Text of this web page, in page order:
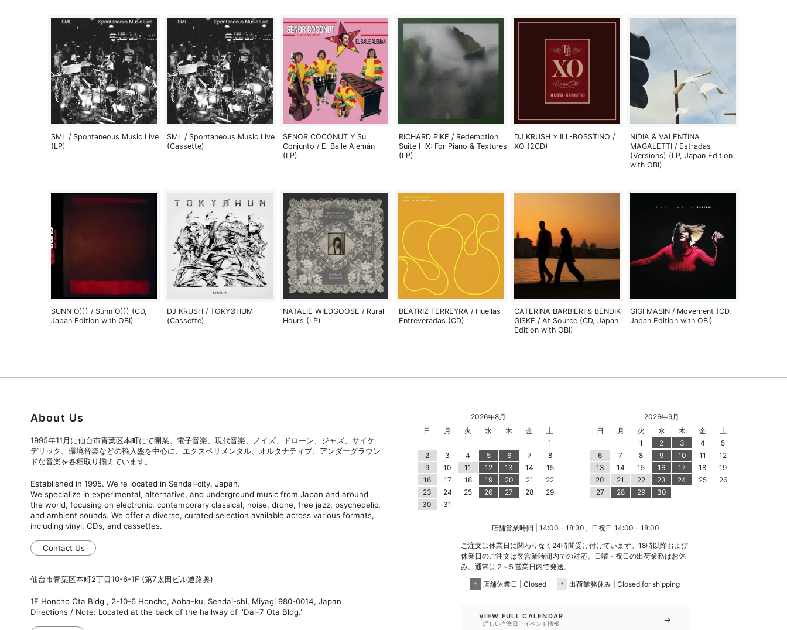
SML / Spontaneous Music Live
(LP)
SML / Spontaneous Music Live
(Cassette)
SENOR COCONUT Y Su
Conjunto / El Baile Alemán
(LP)
RICHARD PIKE / Redemption
Suite I-IX: For Piano & Textures
(LP)
DJ KRUSH × ILL-BOSSTINO /
XO (2CD)
NIDIA & VALENTINA
MAGALETTI / Estradas
(Versions) (LP, Japan Edition
with OBI)
SUNN O))) / Sunn O))) (CD,
Japan Edition with OBI)
DJ KRUSH / TOKYØHUM
(Cassette)
NATALIE WILDGOOSE / Rural
Hours (LP)
BEATRIZ FERREYRA / Huellas
Entreveradas (CD)
CATERINA BARBIERI & BENDIK
GISKE / At Source (CD, Japan
Edition with OBI)
GIGI MASIN / Movement (CD,
Japan Edition with OBI)
About Us
1995年11月に仙台市青葉区本町にて開業。電子音楽、現代音楽、ノイズ、ドローン、ジャズ、サイケ
デリック、環境音楽などの輸入盤を中心に、エクスペリメンタル、オルタナティブ、アンダーグラウン
ドな音楽を各種取り揃えています。
Established in 1995. We're located in Sendai-city, Japan.
We specialize in experimental, alternative, and underground music from Japan and around
the world, focusing on electronic, contemporary classical, noise, drone, free jazz, psychedelic,
and ambient sounds. We offer a diverse, curated selection available across various formats,
including vinyl, CDs, and cassettes.
Contact Us
仙台市青葉区本町2丁目10-6-1F (第7太田ビル通路奥)
1F Honcho Ota Bldg., 2-10-6 Honcho, Aoba-ku, Sendai-shi, Miyagi 980-0014, Japan
Directions / Note: Located at the back of the hallway of ''Dai-7 Ota Bldg.''
2026年8月
日
月 火 水 木 金
土
1
2
3 4 5 6 7
8
9
10 11 12 13 14
15
16
17 18 19 20 21
22
23
24 25 26 27 28
29
30
31
2026年9月
日
月 火 水 木 金
土
1
2 3 4
5
6
7 8 9 10 11
12
13
14 15 16 17 18
19
20
21 22 23 24 25
26
27
28 29 30
店舗営業時間 | 14:00 - 18:30、日祝日 14:00 - 18:00
ご注文は休業日に関わりなく24時間受け付けています。18時以降および
休業日のご注文は翌営業時間内での対応。日曜・祝日の出荷業務はお休
み。通常は２~５営業日内で発送。
＊
店舗休業日 | Closed ＊ 出荷業務休み | Closed for shipping
VIEW FULL CALENDAR
詳しい営業日・イベント情報 →